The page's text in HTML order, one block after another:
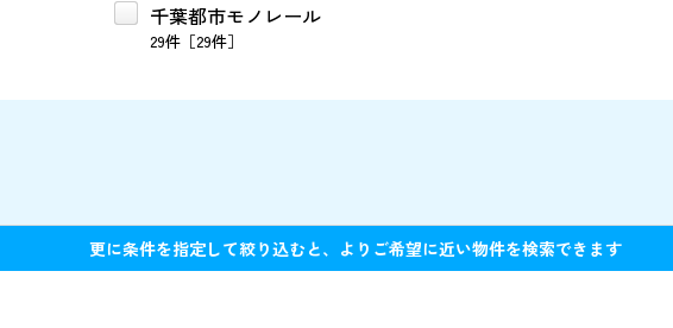
千葉都市モノレール
29件［29件］
更に条件を指定して絞り込むと、よりご希望に近い物件を検索できます